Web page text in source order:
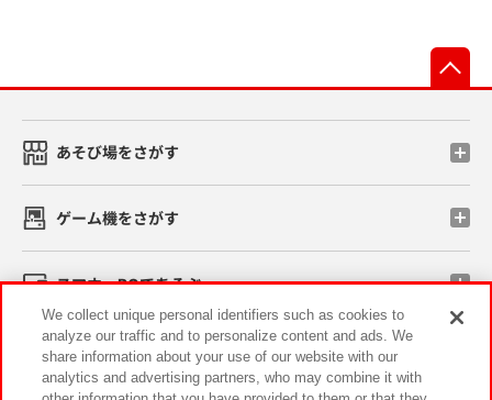
あそび場をさがす
ゲーム機をさがす
スマホ・PCであそぶ
イベント・キャンペーン
We collect unique personal identifiers such as cookies to
analyze our traffic and to personalize content and ads. We
share information about your use of our website with our
analytics and advertising partners, who may combine it with